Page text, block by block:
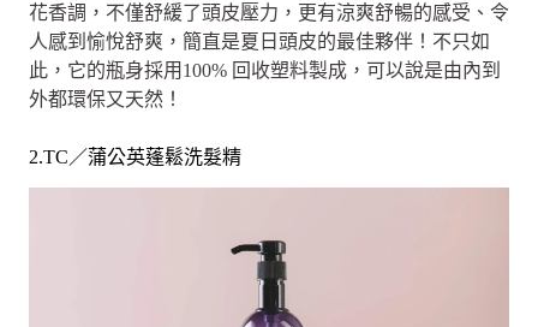
花香調，不僅舒緩了頭皮壓力，更有涼爽舒暢的感受、令
人感到愉悅舒爽，簡直是夏日頭皮的最佳夥伴！不只如
此，它的瓶身採用100% 回收塑料製成，可以說是由內到
外都環保又天然！
2.TC／蒲公英蓬鬆洗髮精